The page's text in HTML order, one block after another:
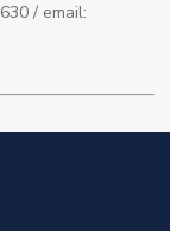
/ email: